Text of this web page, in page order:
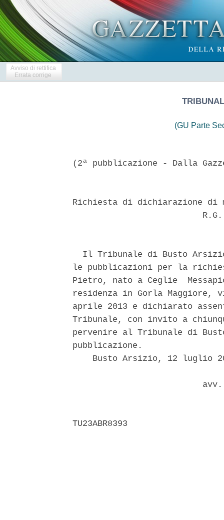
Avviso di rettifica
Errata corrige
(GU Parte
(2ª pubblicazione - Dalla
Richiesta di dichiarazione
Il Tribunale di Busto
le pubblicazioni per la
Pietro, nato a Ceglie
residenza in Gorla Maggiore,
aprile 2013 e dichiarato
Tribunale, con invito a
pervenire al Tribunale di
pubblicazione.
Busto Arsizio, 12 luglio